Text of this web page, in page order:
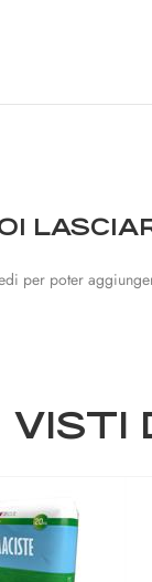
per poter
VISTI